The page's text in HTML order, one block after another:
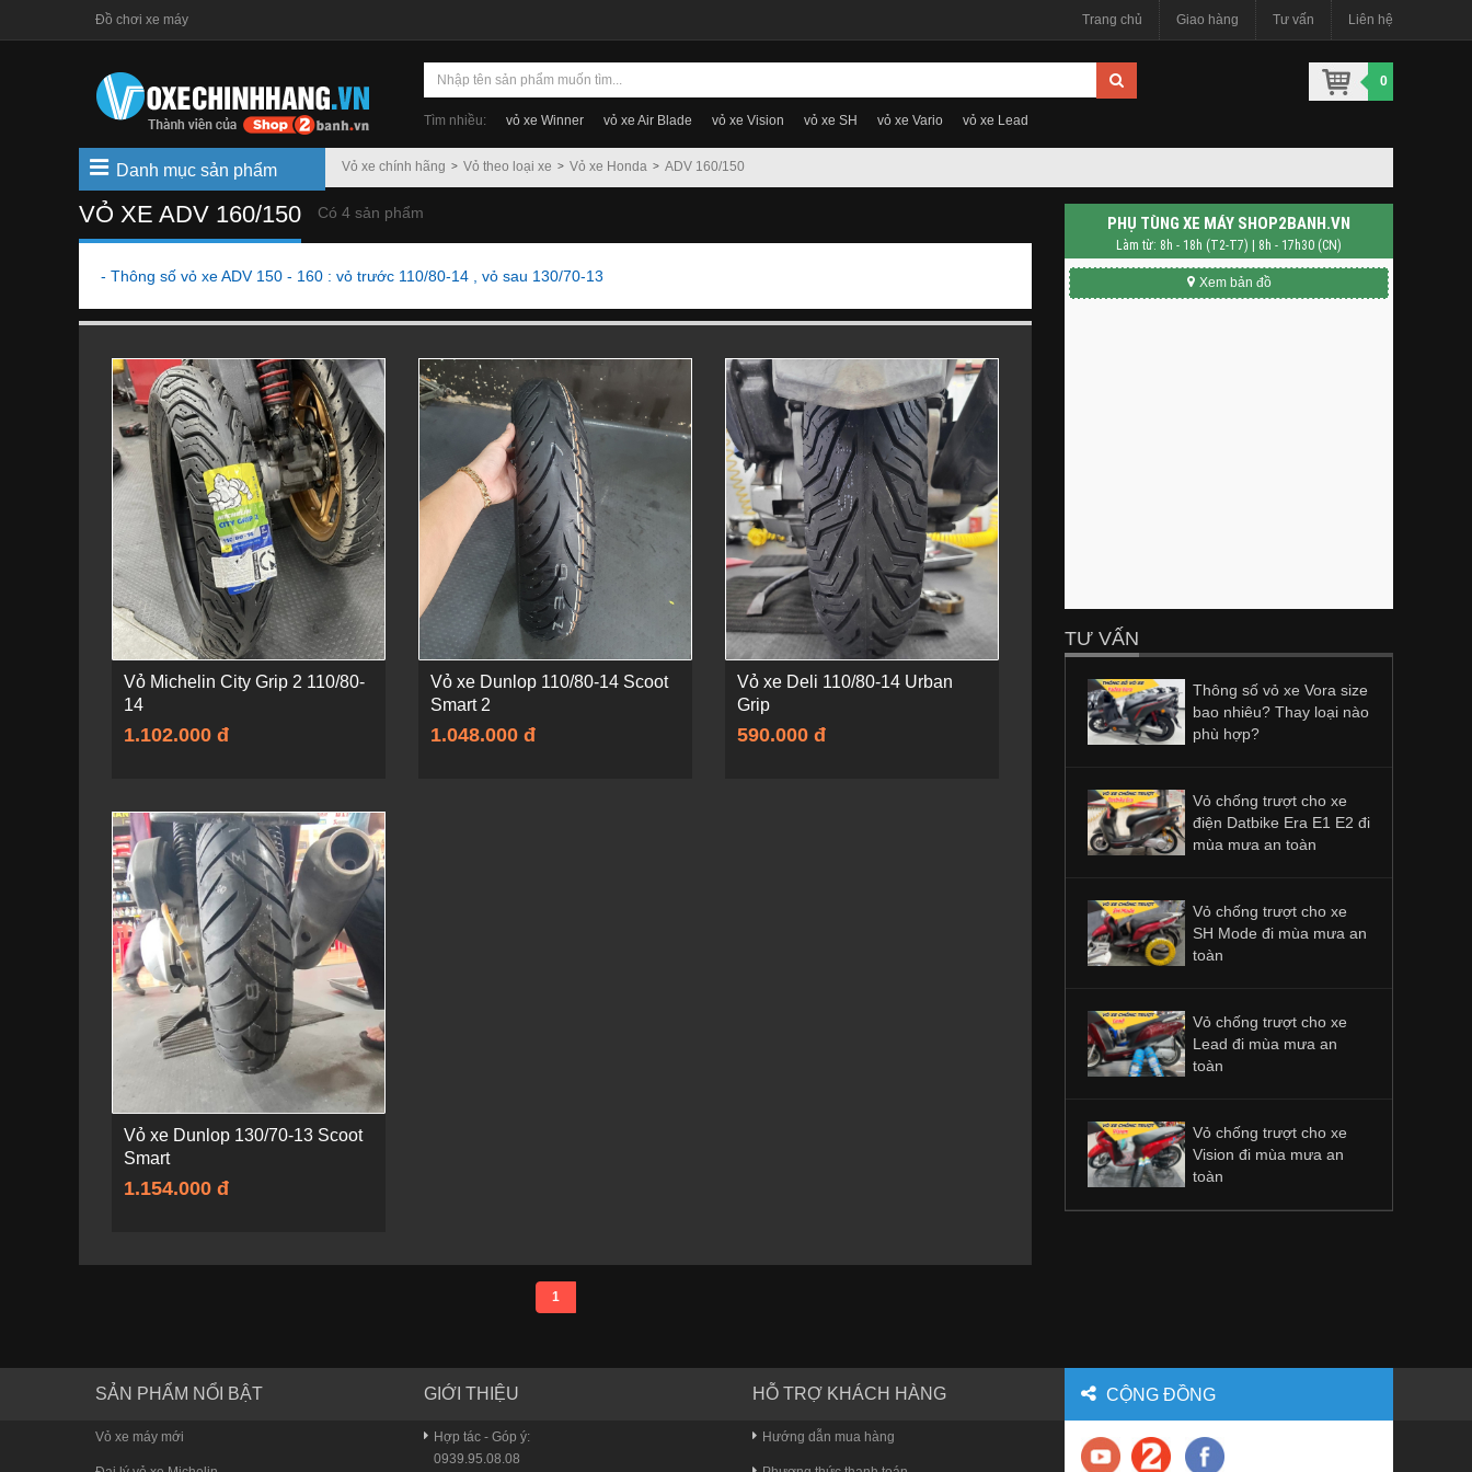
Đồ chơi xe máy Trang chủ Giao hàng Tư vấn Liên hệ
Tìm nhiều: vỏ xe Winner vỏ xe Air Blade vỏ xe Vision vỏ xe SH vỏ xe Vario vỏ xe Lead
0
Vỏ xe chính hãng Vỏ theo loại xe Vỏ xe Honda ADV 160/150
Danh mục sản phẩm
VỎ XE ADV 160/150 Có 4 sản phẩm
- Thông số vỏ xe ADV 150 - 160 : vỏ trước 110/80-14 , vỏ sau 130/70-13
Vỏ Michelin City Grip 2 110/80-
14
1.102.000 đ
Vỏ xe Dunlop 110/80-14 Scoot
Smart 2
1.048.000 đ
Vỏ xe Deli 110/80-14 Urban
Grip
590.000 đ
Vỏ xe Dunlop 130/70-13 Scoot
Smart
1.154.000 đ
1
PHỤ TÙNG XE MÁY SHOP2BANH.VN
Làm từ: 8h - 18h (T2-T7) | 8h - 17h30 (CN)
Xem bản đồ
TƯ VẤN
Thông số vỏ xe Vora size
bao nhiêu? Thay loại nào
phù hợp?
Vỏ chống trượt cho xe
điện Datbike Era E1 E2 đi
mùa mưa an toàn
Vỏ chống trượt cho xe
SH Mode đi mùa mưa an
toàn
Vỏ chống trượt cho xe
Lead đi mùa mưa an
toàn
Vỏ chống trượt cho xe
Vision đi mùa mưa an
toàn
SẢN PHẨM NỔI BẬT
Vỏ xe máy mới
GIỚI THIỆU
Hợp tác - Góp ý:
0939.95.08.08
HỖ TRỢ KHÁCH HÀNG
Hướng dẫn mua hàng
CỘNG ĐỒNG